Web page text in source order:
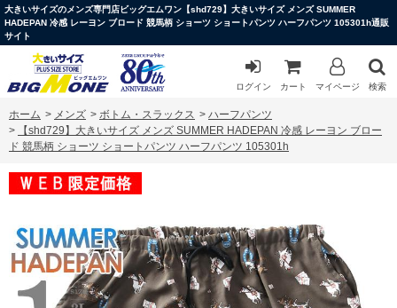
大きいサイズのメンズ専門店ビッグエムワン【shd729】大きいサイズ メンズ SUMMER
HADEPAN 冷感 レーヨン ブロード 競馬柄 ショーツ ショートパンツ ハーフパンツ 105301h通販
サイト
ログイン カート マイページ 検索
ホーム > メンズ > ボトム・スラックス > ハーフパンツ
>
【shd729】大きいサイズ メンズ SUMMER HADEPAN 冷感 レーヨン ブロー
ド 競馬柄 ショーツ ショートパンツ ハーフパンツ 105301h